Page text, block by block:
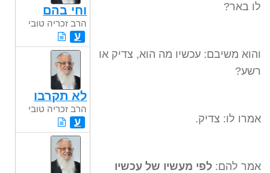
לו באר?
והוא משיבם: עכשיו מה הוא, צדיק או
רשע?
אמרו לו: צדיק.
אמר להם: לפי מעשיו של עכשיו
וחי בהם
הרב זכריה טובי
ע
לא תקרבו
הרב זכריה טובי
ע